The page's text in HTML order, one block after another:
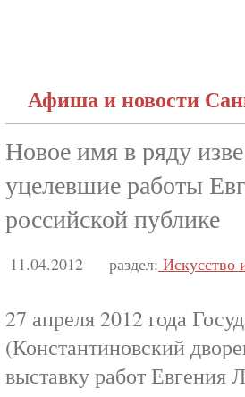
Афиша и новости
Новое имя в ряду
уцелевшие работы
российской публике
11.04.2012 раздел: Искусство
27 апреля 2012 года
(Константиновский
выставку работ Евгения